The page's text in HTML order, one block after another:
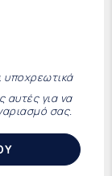
υποχρεωτικά
αυτές για να
σας.